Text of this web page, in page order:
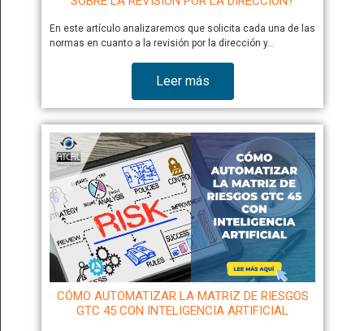
En este artículo analizaremos que solicita cada una de las
normas en cuanto a la revisión por la dirección y…
Leer más
CÓMO AUTOMATIZAR LA MATRIZ DE RIESGOS
GTC 45 CON INTELIGENCIA ARTIFICIAL